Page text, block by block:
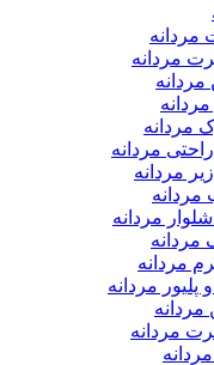
مردانه
مردانه
مردانه
مردانه
مردانه
مردانه
مردانه
مردانه
مردانه
پلیور مردانه
مردانه